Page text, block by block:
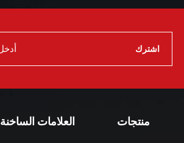
العلامات الساخنة منتجات